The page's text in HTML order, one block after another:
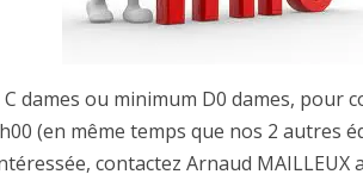
dames ou minimum D0 dames, pour
(en même temps que nos 2 autres
contactez Arnaud MAILLEUX